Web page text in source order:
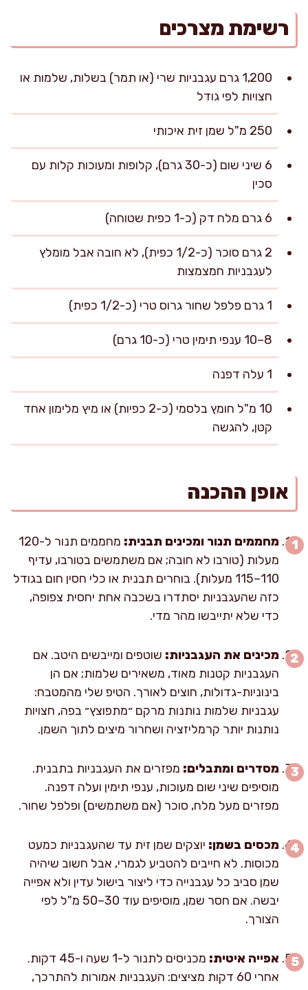
רשימת מצרכים
1,200 גרם עגבניות שרי (או תמר) בשלות, שלמות או
חצויות לפי גודל
250 מ"ל שמן זית איכותי
6 שיני שום (כ-30 גרם), קלופות ומעוכות קלות עם
סכין
6 גרם מלח דק (כ-1 כפית שטוחה)
2 גרם סוכר (כ-1/2 כפית), לא חובה אבל מומלץ
לעגבניות חמצמצות
1 גרם פלפל שחור גרוס טרי (כ-1/2 כפית)
8–10 ענפי תימין טרי (כ-10 גרם)
1 עלה דפנה
10 מ"ל חומץ בלסמי (כ-2 כפיות) או מיץ מלימון אחד
קטן, להגשה
אופן ההכנה
מחממים תנור ומכינים תבנית:
מחממים תנור ל-120
מעלות (טורבו לא חובה; אם משתמשים בטורבו, עדיף
110–115 מעלות). בוחרים תבנית או כלי חסין חום בגודל
כזה שהעגבניות יסתדרו בשכבה אחת יחסית צפופה,
כדי שלא יתייבשו מהר מדי.
מכינים את העגבניות: שוטפים ומייבשים היטב. אם
העגבניות קטנות מאוד, משאירים שלמות; אם הן
בינוניות-גדולות, חוצים לאורך. הטיפ שלי מהמטבח:
עגבניות שלמות נותנות מרקם ״מתפוצץ״ בפה, חצויות
נותנות יותר קרמליזציה ושחרור מיצים לתוך השמן.
מסדרים ומתבלים: מפזרים את העגבניות בתבנית.
מוסיפים שיני שום מעוכות, ענפי תימין ועלה דפנה.
מפזרים מעל מלח, סוכר (אם משתמשים) ופלפל שחור.
מכסים בשמן: יוצקים שמן זית עד שהעגבניות כמעט
מכוסות. לא חייבים להטביע לגמרי, אבל חשוב שיהיה
שמן סביב כל עגבנייה כדי ליצור בישול עדין ולא אפייה
יבשה. אם חסר שמן, מוסיפים עוד 30–50 מ"ל לפי
הצורך.
אפייה איטית:
מכניסים לתנור ל-1 שעה ו-45 דקות.
אחרי 60 דקות מציצים: העגבניות אמורות להתרכך,